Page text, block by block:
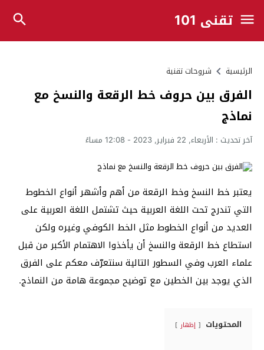
تقني 101
الرئيسية شروحات تقنية
الفرق بين حروف خط الرقعة والنسخ مع
نماذج
آخر تحديث : الأربعاء, 22 فبراير, 2023 - 12:08 مساءً
يعتبر خط النسخ وخط الرقعة من أهم وأشهر أنواع الخطوط
التي تندرج تحت اللغة العربية حيث تشتمل اللغة العربية على
العديد من أنواع الخطوط مثل الخط الكوفي وغيره ولكن
استطاع خط الرقعة والنسخ أن يأخذوا الاهتمام الأكبر من قبل
علماء العرب وفي السطور التالية سنتعرّف معكم على الفرق
الذي يوجد بين الخطين مع توضيح مجموعة هامة من النماذج.
المحتويات إظهار